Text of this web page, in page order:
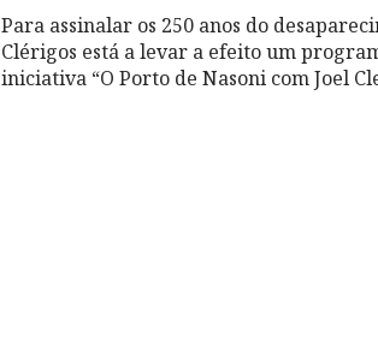
Para assinalar os 250 anos do
Clérigos está a levar a efeito um
iniciativa “O Porto de Nasoni com Joel